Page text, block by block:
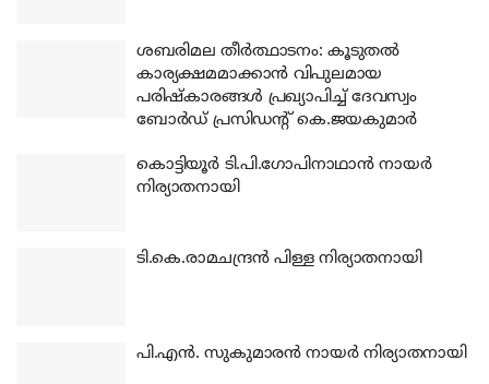
ശബരിമല തീര്‍ത്ഥാടനം: കൂടുതല്‍
കാര്യക്ഷമമാക്കാന്‍ വിപുലമായ
പരിഷ്‌കാരങ്ങള്‍ പ്രഖ്യാപിച്ച് ദേവസ്വം
ബോര്‍ഡ് പ്രസിഡന്റ് കെ.ജയകുമാര്‍
കൊട്ടിയൂര്‍ ടി.പി.ഗോപിനാഥാന്‍ നായര്‍
നിര്യാതനായി
ടി.കെ.രാമചന്ദ്രന്‍ പിള്ള നിര്യാതനായി
പി.എന്‍. സുകുമാരന്‍ നായര്‍ നിര്യാതനായി